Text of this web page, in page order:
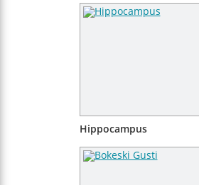
Hippocampus